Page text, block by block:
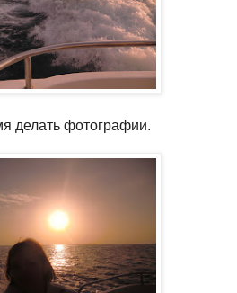
делать фотографии.